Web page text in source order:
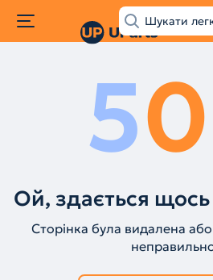
50
Ой, здається щось
Сторінка була видалена